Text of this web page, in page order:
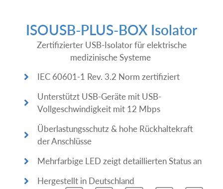
ISOUSB-PLUS-BOX Isolator
Zertifizierter USB-Isolator für elektrische
medizinische Systeme
IEC 60601-1 Rev. 3.2 Norm zertifiziert
Unterstützt USB-Geräte mit USB-
Vollgeschwindigkeit mit 12 Mbps
Überlastungsschutz & hohe Rückhaltekraft
der Anschlüsse
Mehrfarbige LED zeigt detaillierten Status an
Hergestellt in Deutschland